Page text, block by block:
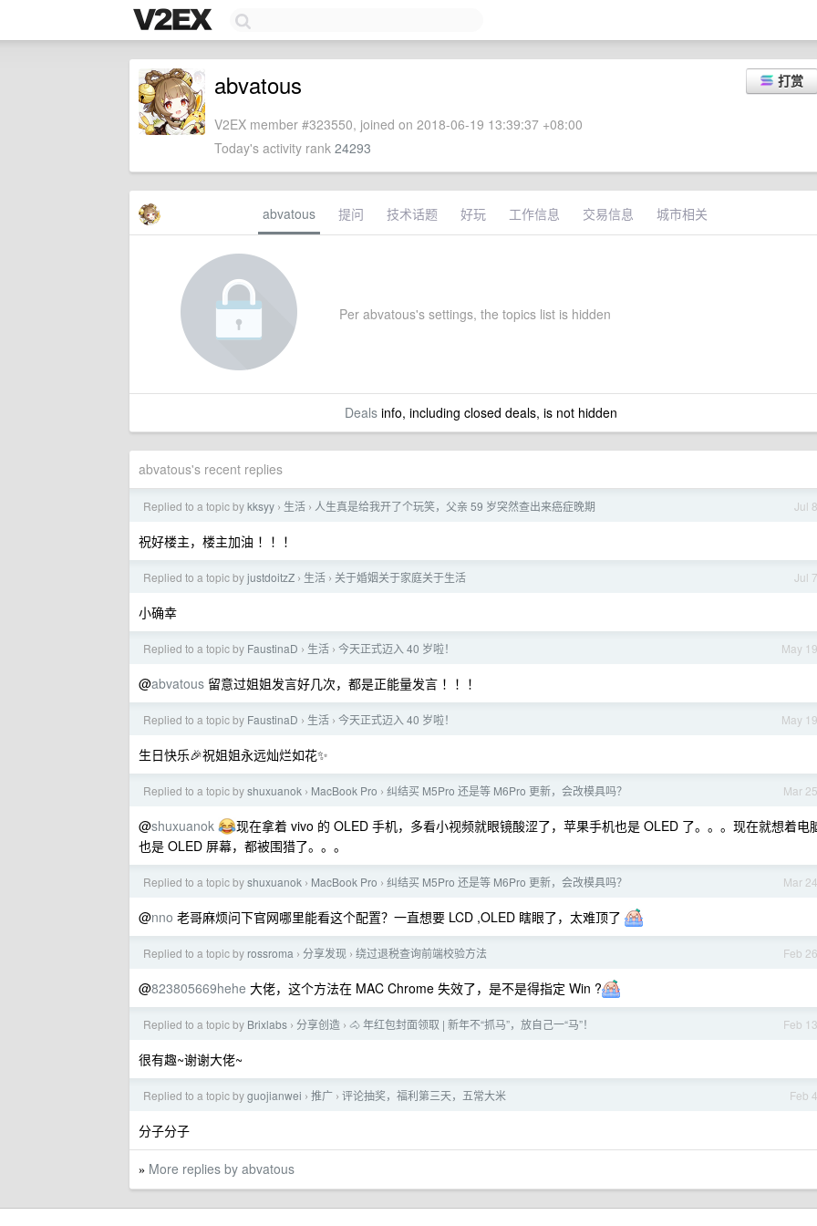
打赏
abvatous
V2EX member #323550, joined on 2018-06-19 13:39:37 +08:00
Today's activity rank 24293
abvatous 提问 技术话题 好玩 工作信息 交易信息 城市相关
Per abvatous's settings, the topics list is hidden
Dealsinfo, including closed deals, is not hidden
abvatous's recent replies
Jul 8
Replied to a topic bykksyy › 生活 › 人生真是给我开了个玩笑，父亲 59 岁突然查出来癌症晚期
祝好楼主，楼主加油 ！！！
Jul 7
Replied to a topic byjustdoitzZ › 生活 › 关于婚姻关于家庭关于生活
小确幸
May 19
Replied to a topic by FaustinaD › 生活 › 今天正式迈入 40 岁啦！
@abvatous 留意过姐姐发言好几次，都是正能量发言 ！！！
May 19
Replied to a topic by FaustinaD › 生活 › 今天正式迈入 40 岁啦！
生日快乐🎉祝姐姐永远灿烂如花✨
Mar 25
Replied to a topic byshuxuanok › MacBook Pro › 纠结买 M5Pro 还是等 M6Pro 更新，会改模具吗？
@shuxuanok
现在拿着 vivo 的 OLED 手机，多看小视频就眼镜酸涩了，苹果手机也是 OLED 了。。。现在就想着电
也是 OLED 屏幕，都被围猎了。。。
Mar 24
Replied to a topic byshuxuanok › MacBook Pro › 纠结买 M5Pro 还是等 M6Pro 更新，会改模具吗？
@nno 老哥麻烦问下官网哪里能看这个配置？一直想要 LCD ,OLED 瞎眼了，太难顶了
Feb 26
Replied to a topic by rossroma › 分享发现 › 绕过退税查询前端校验方法
@823805669hehe 大佬，这个方法在 MAC Chrome 失效了，是不是得指定 Win ?
Feb 13
Replied to a topic by Brixlabs › 分享创造 › 🐴 年红包封面领取 | 新年不“抓马”，放自己一“马”！
很有趣~谢谢大佬~
Feb 4
Replied to a topic byguojianwei › 推广 › 评论抽奖，福利第三天，五常大米
分子分子
» More replies by abvatous